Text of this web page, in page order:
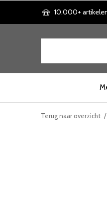
10.000+
Terug naar overzicht